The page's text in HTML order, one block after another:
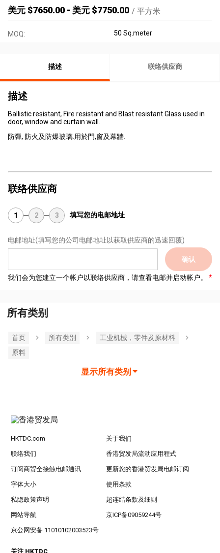
美元 $7650.00 - 美元 $7750.00 / 平方米
MOQ: 50 Sq.meter
描述 联络供应商
描述
Ballistic resistant, Fire resistant and Blast resistant Glass used in
door, window and curtain wall.
防彈, 防火及防爆玻璃.用於門,窗及幕牆.
联络供应商
1 2 3 填写您的电邮地址
电邮地址(填写您的公司电邮地址以获取供应商的迅速回覆)
确认
我们会为您建立一个帐户以联络供应商，请查看电邮并启动帐户。
所有类别
首页 所有类別
工业机械，零件及原材料
原料
显示所有类别
HKTDC.com 关于我们
联络我们 香港贸发局流动应用程式
订阅商贸全接触电邮通讯 更新您的香港贸发局电邮订阅
字体大小 使用条款
私隐政策声明 超连结条款及细则
网站导航 京ICP备09059244号
京公网安备 11010102003523号
关注 HKTDC